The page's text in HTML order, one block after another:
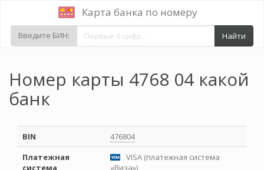
Карта банка по номеру
Введите БИН: Найти
Номер карты 4768 04 какой
банк
BIN
476804
Платежная
система
VISA (платежная система
«Виза»)